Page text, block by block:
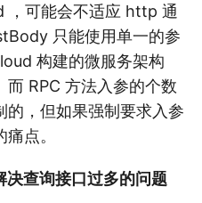
，可能会不适应 http 通
只能使用单一的参
构建的微服务架构
RPC 方法入参的个数
的，但如果强制要求入参
点。
查询接口过多的问题